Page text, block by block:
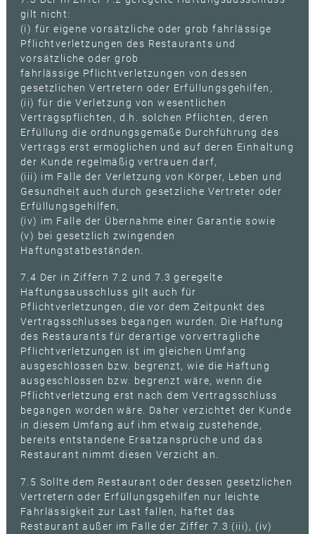
gilt nicht:
(i) für eigene vorsätzliche oder grob fahrlässige
Pflichtverletzungen des Restaurants und
vorsätzliche oder grob
fahrlässige Pflichtverletzungen von dessen
gesetzlichen Vertretern oder Erfüllungsgehilfen,
(ii) für die Verletzung von wesentlichen
Vertragspflichten, d.h. solchen Pflichten, deren
Erfüllung die ordnungsgemäße Durchführung des
Vertrags erst ermöglichen und auf deren Einhaltung
der Kunde regelmäßig vertrauen darf,
(iii) im Falle der Verletzung von Körper, Leben und
Gesundheit auch durch gesetzliche Vertreter oder
Erfüllungsgehilfen,
(iv) im Falle der Übernahme einer Garantie sowie
(v) bei gesetzlich zwingenden
Haftungstatbeständen.
7.4 Der in Ziffern 7.2 und 7.3 geregelte
Haftungsausschluss gilt auch für
Pflichtverletzungen, die vor dem Zeitpunkt des
Vertragsschlusses begangen wurden. Die Haftung
des Restaurants für derartige vorvertragliche
Pflichtverletzungen ist im gleichen Umfang
ausgeschlossen bzw. begrenzt, wie die Haftung
ausgeschlossen bzw. begrenzt wäre, wenn die
Pflichtverletzung erst nach dem Vertragsschluss
begangen worden wäre. Daher verzichtet der Kunde
in diesem Umfang auf ihm etwaig zustehende,
bereits entstandene Ersatzansprüche und das
Restaurant nimmt diesen Verzicht an.
7.5 Sollte dem Restaurant oder dessen gesetzlichen
Vertretern oder Erfüllungsgehilfen nur leichte
Fahrlässigkeit zur Last fallen, haftet das
Restaurant außer im Falle der Ziffer 7.3 (iii), (iv)